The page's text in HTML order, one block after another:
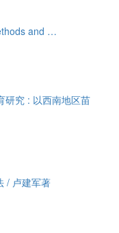
and …
研究 : 以西南地区苗
/ 卢建军著